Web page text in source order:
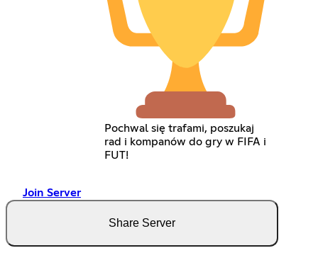
Pochwal się trafami, poszukaj
rad i kompanów do gry w FIFA i
FUT!
Join Server
Share Server